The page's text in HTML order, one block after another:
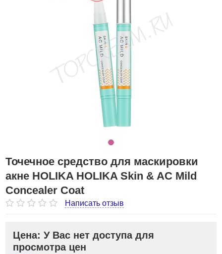
Точечное средство для маскировки
акне HOLIKA HOLIKA Skin & AC Mild
Concealer Coat
Написать отзыв
Цена: У Вас нет доступа для
просмотра цен